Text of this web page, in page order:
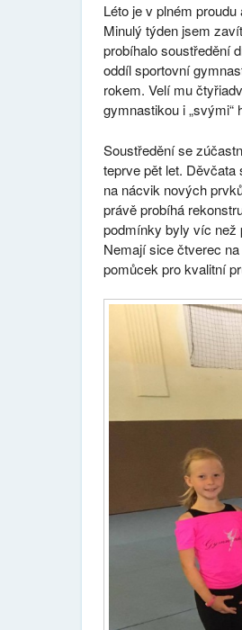
Léto je v plném
Minulý týden jsem
probíhalo soustředění
oddíl sportovní
rokem. Velí mu
gymnastikou i „svými“
Soustředění se
teprve pět let.
na nácvik nových
právě probíhá
podmínky byly víc než
Nemají sice čtverec
pomůcek pro kvalitní